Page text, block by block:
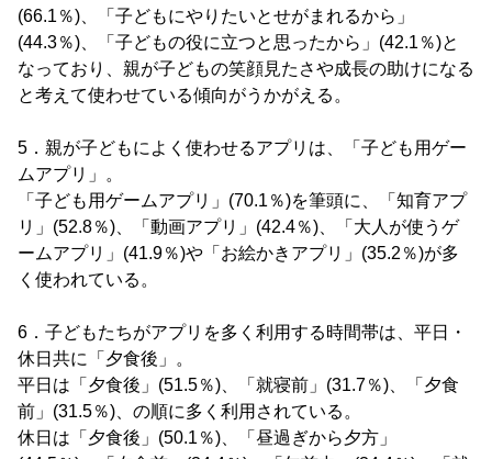
(66.1％)、「子どもにやりたいとせがまれるから」
(44.3％)、「子どもの役に立つと思ったから」(42.1％)と
なっており、親が子どもの笑顔見たさや成長の助けになる
と考えて使わせている傾向がうかがえる。
5．親が子どもによく使わせるアプリは、「子ども用ゲー
ムアプリ」。
「子ども用ゲームアプリ」(70.1％)を筆頭に、「知育アプ
リ」(52.8％)、「動画アプリ」(42.4％)、「大人が使うゲ
ームアプリ」(41.9％)や「お絵かきアプリ」(35.2％)が多
く使われている。
6．子どもたちがアプリを多く利用する時間帯は、平日・
休日共に「夕食後」。
平日は「夕食後」(51.5％)、「就寝前」(31.7％)、「夕食
前」(31.5％)、の順に多く利用されている。
休日は「夕食後」(50.1％)、「昼過ぎから夕方」